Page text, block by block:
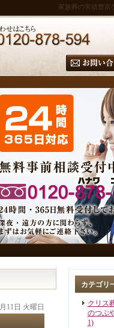
家族葬の実績豊富
11日 火曜日
カテゴリ
クリス
のつぶ
1)